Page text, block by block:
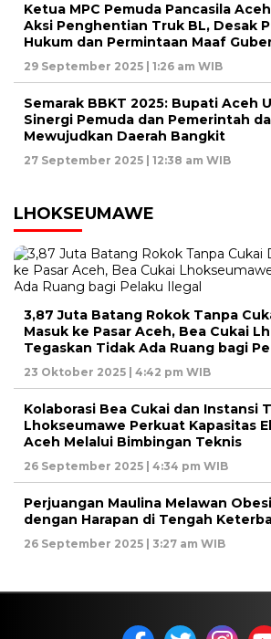
Ketua MPC Pemuda Pancasila
Aksi Penghentian Truk BL, Desak
Hukum dan Permintaan Maaf
29 September 2025 | 1:26 am WIB
Semarak BBKT 2025: Bupati Aceh
Sinergi Pemuda dan Pemerintah
Mewujudkan Daerah Bangkit
27 September 2025 | 12:38 am WIB
LHOKSEUMAWE
3,87 Juta Batang Rokok Tanpa
Masuk ke Pasar Aceh, Bea Cukai
Tegaskan Tidak Ada Ruang bagi
23 Oktober 2025 | 4:42 pm WIB
Kolaborasi Bea Cukai dan Instansi
Lhokseumawe Perkuat Kapasitas
Aceh Melalui Bimbingan Teknis
26 September 2025 | 4:34 pm WIB
Perjuangan Maulina Melawan
dengan Harapan di Tengah
26 September 2025 | 3:27 am WIB